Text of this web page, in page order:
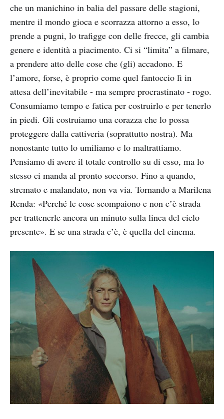
che un manichino in balia del passare delle stagioni,
mentre il mondo gioca e scorrazza attorno a esso, lo
prende a pugni, lo trafigge con delle frecce, gli cambia
genere e identità a piacimento. Ci si “limita” a filmare,
a prendere atto delle cose che (gli) accadono. E
l’amore, forse, è proprio come quel fantoccio lì in
attesa dell’inevitabile - ma sempre procrastinato - rogo.
Consumiamo tempo e fatica per costruirlo e per tenerlo
in piedi. Gli costruiamo una corazza che lo possa
proteggere dalla cattiveria (soprattutto nostra). Ma
nonostante tutto lo umiliamo e lo maltrattiamo.
Pensiamo di avere il totale controllo su di esso, ma lo
stesso ci manda al pronto soccorso. Fino a quando,
stremato e malandato, non va via. Tornando a Marilena
Renda: «Perché le cose scompaiono e non c’è strada
per trattenerle ancora un minuto sulla linea del cielo
presente». E se una strada c’è, è quella del cinema.